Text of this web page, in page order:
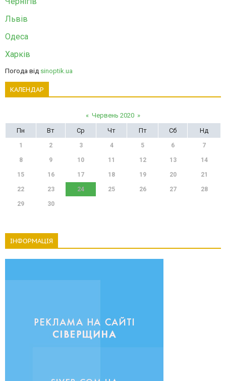
Львів
Одеса
Харків
Погода від sinoptik.ua
КАЛЕНДАР
« Червень 2020 »
Пн
Вт Ср Чт Пт Сб Нд
1 2 3 4 5 6 7
8 9 10 11 12 13 14
15 16 17 18 19 20 21
22 23 24 25 26 27 28
29 30
ІНФОРМАЦІЯ